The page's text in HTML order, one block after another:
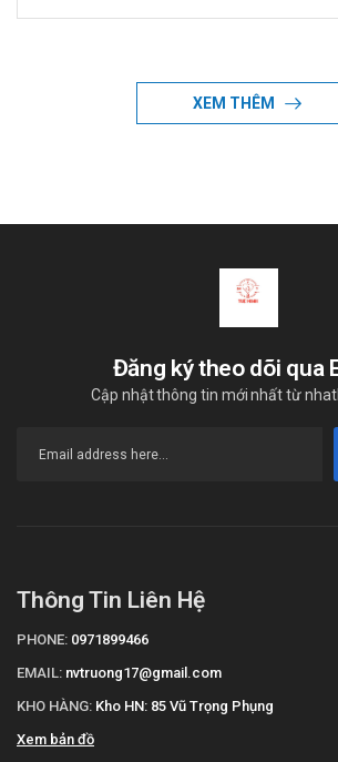
XEM THÊM
Đăng ký theo dõi qua
Cập nhật thông tin mới nhất từ
Thông Tin Liên Hệ
PHONE: 0971899466
EMAIL: nvtruong17@gmail.com
KHO HÀNG: Kho HN: 85 Vũ Trọng Phụng
Xem bản đồ